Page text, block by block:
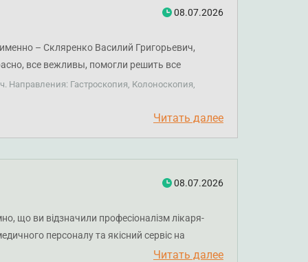
08.07.2026
– Скляренко Василий Григорьевич,
все вежливы, помогли решить все
Направления: Гастроскопия, Колоноскопия,
Читать далее
08.07.2026
що ви відзначили професіоналізм лікаря-
персоналу та якісний сервіс на
Читать далее